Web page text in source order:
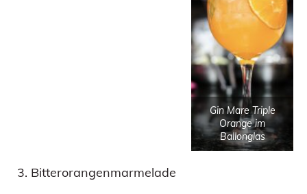
Gin Mare Triple
Orange im
Ballonglas
Bitterorangenmarmelade